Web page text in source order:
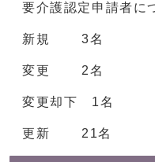
要介護認定申請者に
新規 3名
変更 2名
変更却下 1名
更新 21名